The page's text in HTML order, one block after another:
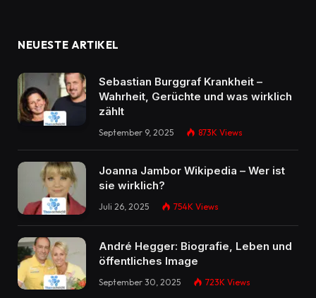
NEUESTE ARTIKEL
Sebastian Burggraf Krankheit –
Wahrheit, Gerüchte und was wirklich
zählt
September 9, 2025 873K Views
Joanna Jambor Wikipedia – Wer ist
sie wirklich?
Juli 26, 2025 754K Views
André Hegger: Biografie, Leben und
öffentliches Image
September 30, 2025 723K Views